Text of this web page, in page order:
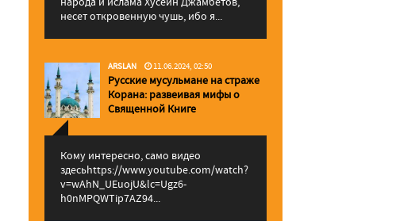
несет откровенную чушь, ибо я...
ARSLAN 11.06.2024, 02:50
Русские мусульмане на страже
Корана: pазвеивая мифы о
Священной Книге
Кому интересно, само видео
здесьhttps://www.youtube.com/watch?
v=wAhN_UEuojU&lc=Ugz6-
h0nMPQWTip7AZ94...